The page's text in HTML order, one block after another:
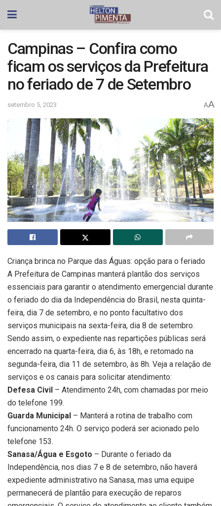
Campinas – Confira como
ficam os serviços da Prefeitura
no feriado de 7 de Setembro
setembro 5, 2023 AA
Criança brinca no Parque das Águas: opção para o feriado
A Prefeitura de Campinas manterá plantão dos serviços
essenciais para garantir o atendimento emergencial durante
o feriado do dia da Independência do Brasil, nesta quinta-
feira, dia 7 de setembro, e no ponto facultativo dos
serviços municipais na sexta-feira, dia 8 de setembro.
Sendo assim, o expediente nas repartições públicas será
encerrado na quarta-feira, dia 6, às 18h, e retomado na
segunda-feira, dia 11 de setembro, às 8h. Veja a relação de
serviços e os canais para solicitar atendimento:
Defesa Civil – Atendimento 24h, com chamadas por meio
do telefone 199.
Guarda Municipal – Manterá a rotina de trabalho com
funcionamento 24h. O serviço poderá ser acionado pelo
telefone 153.
Sanasa/Água e Esgoto – Durante o feriado da
Independência, nos dias 7 e 8 de setembro, não haverá
expediente administrativo na Sanasa, mas uma equipe
permanecerá de plantão para execução de reparos